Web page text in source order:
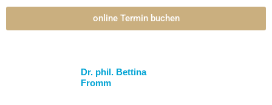
online Termin buchen
Dr. phil. Bettina
Fromm